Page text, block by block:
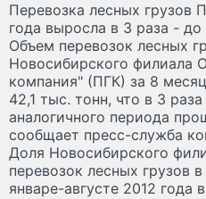
Перевозка лесных грузов
года выросла в 3 раза - до
Объем перевозок лесных
Новосибирского филиала
компания" (ПГК) за 8
42,1 тыс. тонн, что в 3
аналогичного периода
сообщает пресс-служба
Доля Новосибирского
перевозок лесных грузов
январе-августе 2012 года